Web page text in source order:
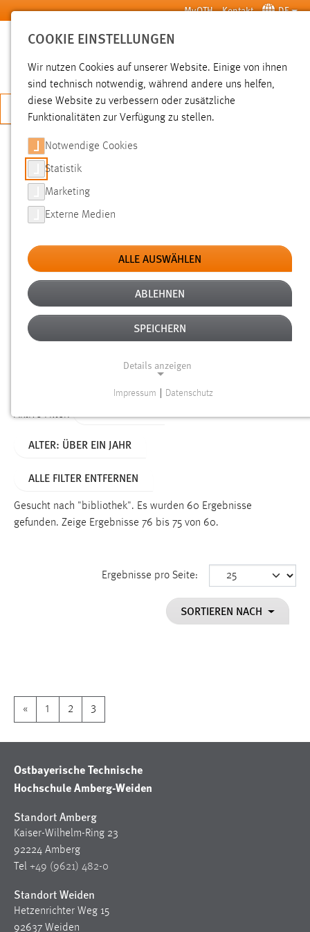
Zum Hauptinhalt springen MyOTH Kontakt DE
SUCHE
JETZT BEWERBEN
SUCHE
FILTER
Typ
Erstellungsdatum
Alter
Aktive Filter:
ALTER: ÜBER EIN JAHR
ALLE FILTER ENTFERNEN
Gesucht nach "bibliothek". Es wurden 60 Ergebnisse
gefunden. Zeige Ergebnisse 76 bis 75 von 60.
Ergebnisse pro Seite:
SORTIEREN NACH
« 1 2 3
Ostbayerische Technische
Hochschule Amberg-Weiden
Standort Amberg
Kaiser-Wilhelm-Ring 23
92224 Amberg
Tel +49 (9621) 482-0
Standort Weiden
Hetzenrichter Weg 15
92637 Weiden
COOKIE EINSTELLUNGEN
Wir nutzen Cookies auf unserer Website. Einige von ihnen
sind technisch notwendig, während andere uns helfen,
diese Website zu verbessern oder zusätzliche
Funktionalitäten zur Verfügung zu stellen.
Notwendige Cookies
Statistik
Marketing
Externe Medien
ALLE AUSWÄHLEN
ABLEHNEN
SPEICHERN
Details anzeigen
Funktionen und sind für die einwandfreie Funktion der
Name:
Dieser Cookie speichert die ausgewählten Einverständnis-
Name:
staticfilecache
Zweck:
gespeichert, ob man eingeloggt ist.
Sprachpräferenz
Name:
site-language-preference
Das Cookie speichert die gewählte Sprache der Website.
Cookie Laufzeit:
Impressum Datenschutz